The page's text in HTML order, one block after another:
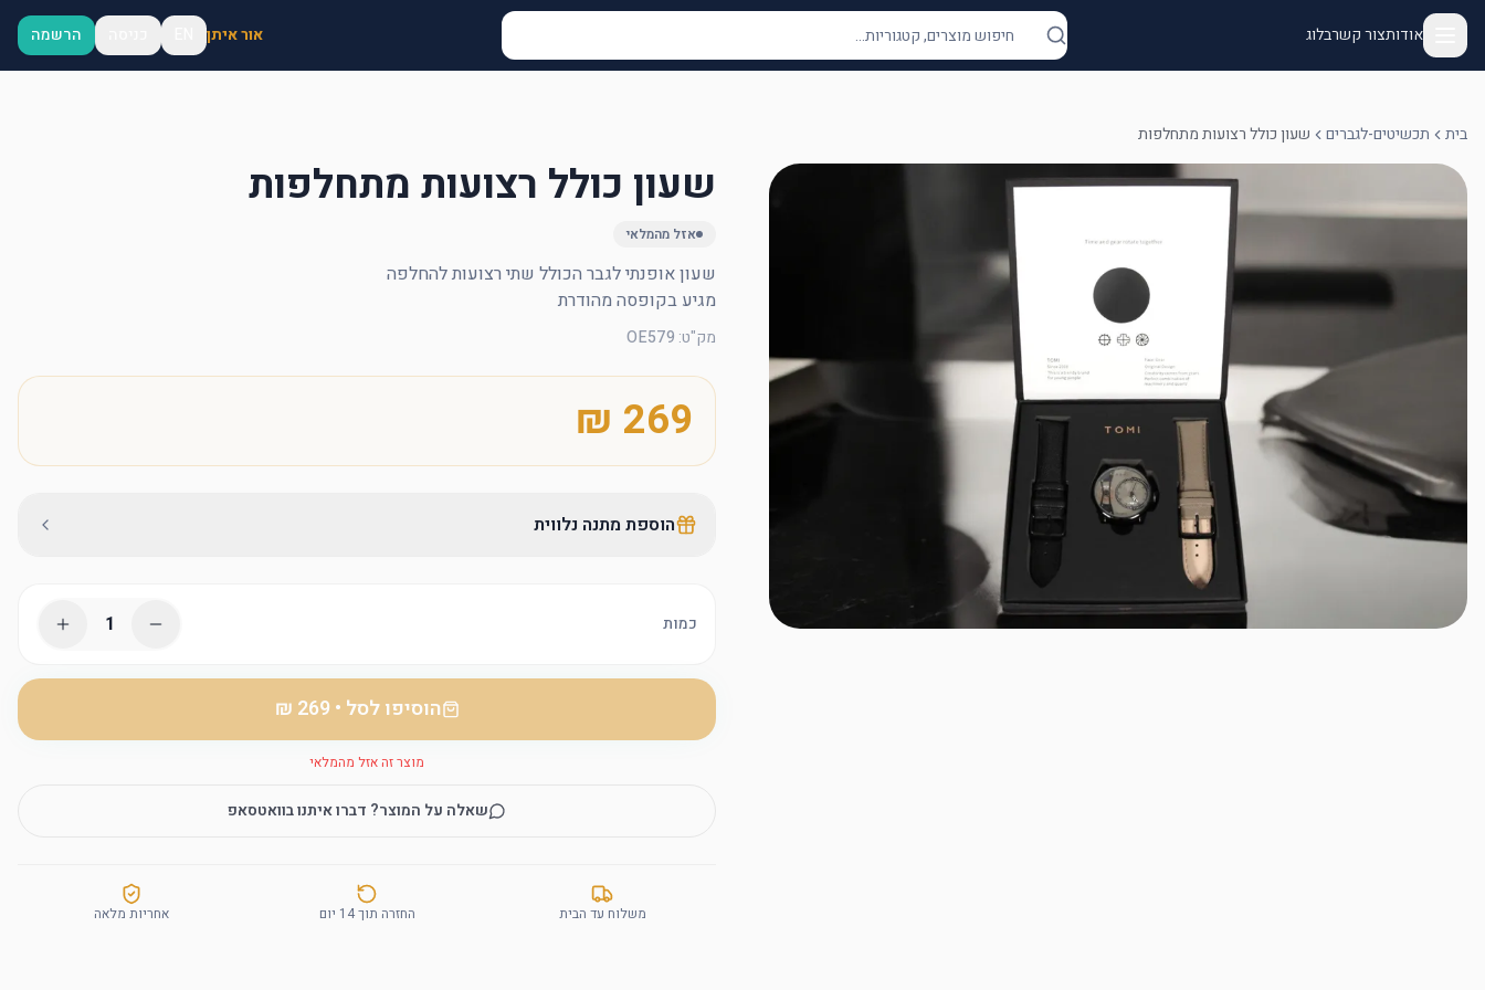
אודותצור קשרבלוג אור איתן הרשמה
בית תכשיטים-לגברים שעון כולל רצועות מתחלפות
שעון כולל רצועות מתחלפות
אזל מהמלאי
מגיע בקופסה מהודרת
מק"ט:
OE579
הוספת מתנה נלווית
כמות 1
הוסיפו לסל •
‏269 ₪
מוצר זה אזל מהמלאי
שאלה על המוצר? דברו איתנו בוואטסאפ
משלוח עד הבית החזרה תוך 14 יום אחריות מלאה